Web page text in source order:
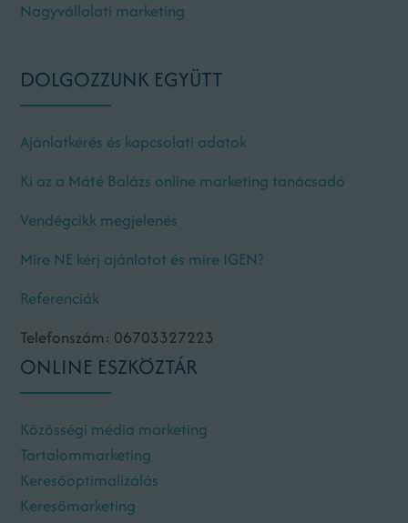
Nagyvállalati marketing
DOLGOZZUNK EGYÜTT
Ajánlatkérés és kapcsolati adatok
Ki az a Máté Balázs online marketing tanácsadó
Vendégcikk megjelenés
Mire NE kérj ajánlatot és mire IGEN?
Referenciák
Telefonszám: 06703327223
ONLINE ESZKÖZTÁR
Közösségi média marketing
Tartalommarketing
Keresőoptimalizálás
Keresőmarketing